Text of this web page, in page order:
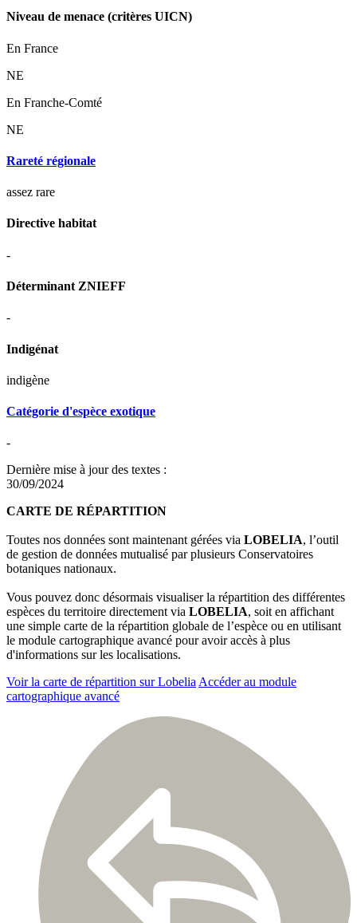
Niveau de menace (critères UICN)
En France
NE
En Franche-Comté
NE
Rareté régionale
assez rare
Directive habitat
-
Déterminant ZNIEFF
-
Indigénat
indigène
Catégorie d'espèce exotique
-
Dernière mise à jour des textes :
30/09/2024
CARTE DE RÉPARTITION
Toutes nos données sont maintenant gérées via LOBELIA, l’outil
de gestion de données mutualisé par plusieurs Conservatoires
botaniques nationaux.
Vous pouvez donc désormais visualiser la répartition des différentes
espèces du territoire directement via LOBELIA, soit en affichant
une simple carte de la répartition globale de l’espèce ou en utilisant
le module cartographique avancé pour avoir accès à plus
d'informations sur les localisations.
Voir la carte de répartition sur Lobelia Accéder au module
cartographique avancé